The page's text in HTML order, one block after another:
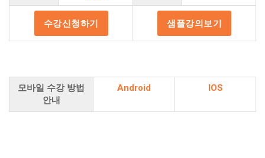
모바일 수강 방법
안내
Android IOS